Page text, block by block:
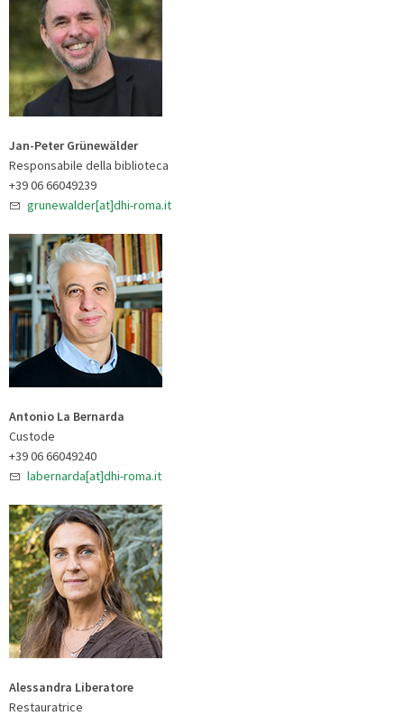
Jan-Peter Grünewälder
Responsabile della biblioteca
+39 06 66049239
grunewalder[at]dhi-roma.it
Antonio La Bernarda
Custode
+39 06 66049240
labernarda[at]dhi-roma.it
Alessandra Liberatore
Restauratrice